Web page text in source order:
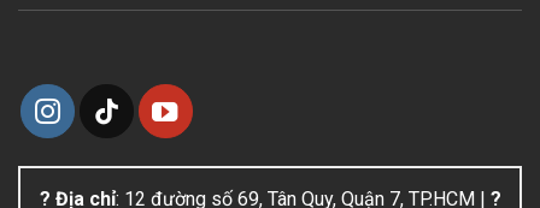
? Địa chỉ: 12 đường số 69, Tân Quy, Quận 7, TP.HCM | ?